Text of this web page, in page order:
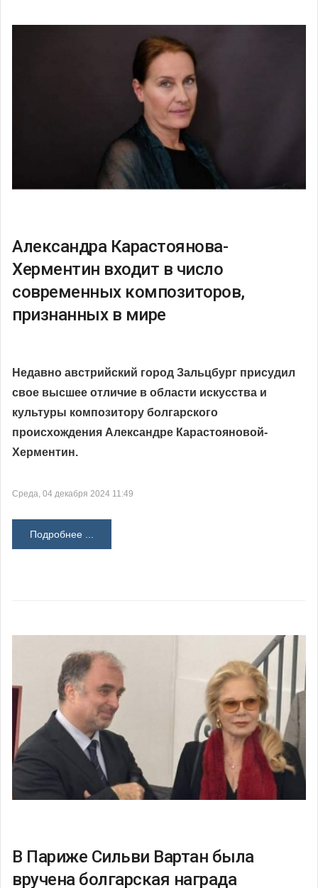
Александра Карастоянова-
Херментин входит в число
современных композиторов,
признанных в мире
Недавно австрийский город Зальцбург присудил
свое высшее отличие в области искусства и
культуры композитору болгарского
происхождения Александре Карастояновой-
Херментин.
Среда, 04 декабря 2024 11:49
Подробнее ...
В Париже Сильви Вартан была
вручена болгарская награда